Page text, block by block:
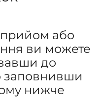
або
ви можете
до
заповнивши
нижче